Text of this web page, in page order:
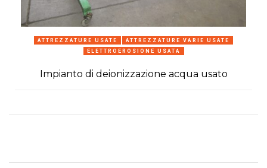
ATTREZZATURE USATE
ATTREZZATURE VARIE USATE
ELETTROEROSIONE USATA
Impianto di deionizzazione acqua usato